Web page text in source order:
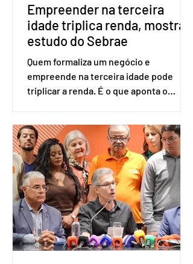
Empreender na terceira
idade triplica renda, mostra
estudo do Sebrae
Quem formaliza um negócio e
empreende na terceira idade pode
triplicar a renda. É o que aponta o
Amostra de Domicílio (PNAD Contínua),
do Serviço Brasileiro de Apoio às Micro
e Pequenas Empresas (Sebrae),
realizado a partir de dados do Instituto
Brasileiro de Geografia e Estatística
(IBGE). O estudo do Sebrae mostra que,
no quarto trimestre de 2025, os
empreendedores 60+ formalizados
atingiram o maior rendime